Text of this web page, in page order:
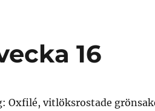
16
Oxfilé, vitlöksrostade